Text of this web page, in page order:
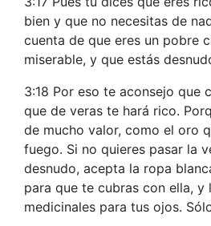
bien y que no necesitas de
cuenta de que eres un pobre
miserable, y que estás
3:18 Por eso te aconsejo que
que de veras te hará rico.
de mucho valor, como el oro
fuego. Si no quieres pasar la
desnudo, acepta la ropa
para que te cubras con ella, y
medicinales para tus ojos.